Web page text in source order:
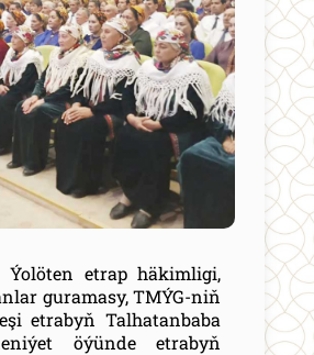
Ýolöten etrap häkimligi,
guramasy, TMÝG-niň
etrabyň Talhatanbaba
öýünde etrabyň